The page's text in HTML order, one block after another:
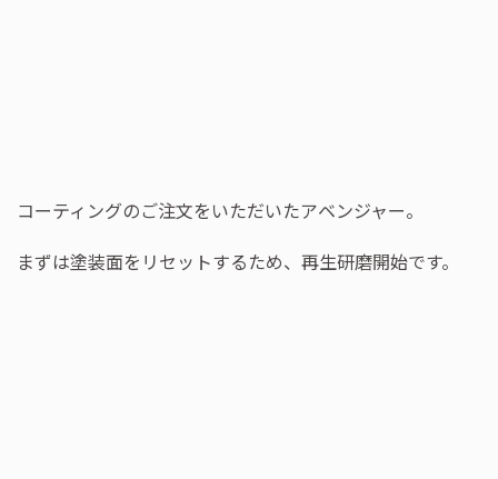
コーティングのご注文をいただいたアベンジャー。
まずは塗装面をリセットするため、再生研磨開始です。